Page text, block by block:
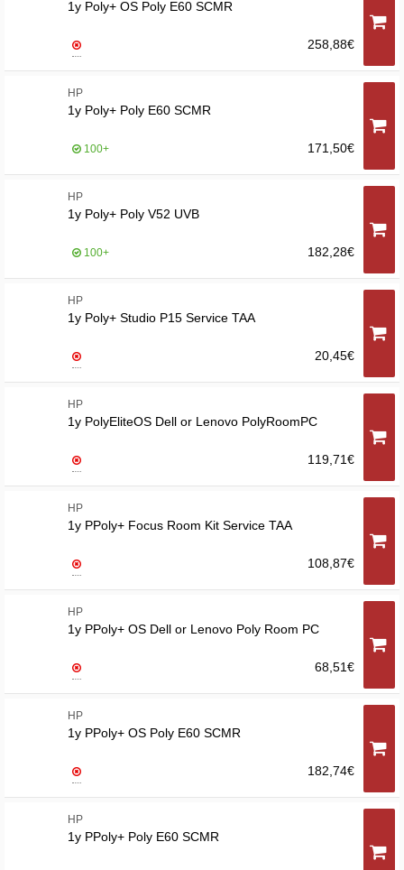
1y Poly+ OS Poly E60 SCMR
258,88€
HP
1y Poly+ Poly E60 SCMR
171,50€
100+
HP
1y Poly+ Poly V52 UVB
182,28€
100+
HP
1y Poly+ Studio P15 Service TAA
20,45€
HP
1y PolyEliteOS Dell or Lenovo PolyRoomPC
119,71€
HP
1y PPoly+ Focus Room Kit Service TAA
108,87€
HP
1y PPoly+ OS Dell or Lenovo Poly Room PC
68,51€
HP
1y PPoly+ OS Poly E60 SCMR
182,74€
HP
1y PPoly+ Poly E60 SCMR